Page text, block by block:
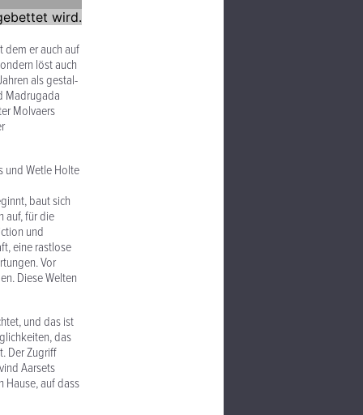
dem er auch auf
löst auch
als gestal­
Madrugada
Molvaers
und Wetle Holte
baut sich
auf, für die
und
eine rastlose
Vor
Diese Welten
und das ist
das
Der Zugriff
Aarsets
Hause, auf dass